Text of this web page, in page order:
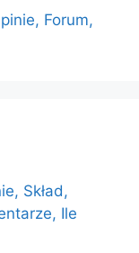
Forum,
Skład,
Ile